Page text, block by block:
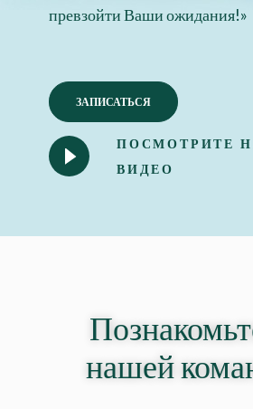
превзойти Ваши ожидания!»
ЗАПИСАТЬСЯ
ПОСМОТРИТЕ
ВИДЕО
нашей